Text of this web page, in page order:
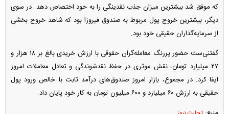
که موفق شد بیشترین میزان جذب نقدینگی را به خود اختصاص دهد. در سوی
دیگر، بیشترین خروج پول مربوط به صندوق فیروزا بود که شاهد خروج بخشی
از سرمایه‌گذاران حقیقی خود بود.
گفتنی‌ست حضور پررنگ معامله‌گران حقوقی با ارزش خریدی بالغ بر ۱۸ هزار و
۲۷ میلیارد تومان، نقش موثری در حفظ نقدشوندگی و تعادل معاملات امروز
ایفا کرد. در مجموع، بازار امروز صندوق‌های درآمد ثابت با خالص ورود پول
حقیقی به ارزش ۶۰ میلیارد و ۶۰۰ میلیون تومان به کار خود پایان داد.